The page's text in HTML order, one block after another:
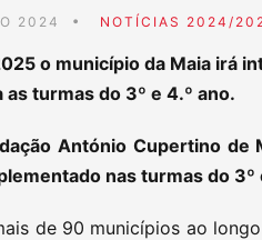
2024 NOTÍCIAS 2024/
o município da Maia irá
turmas do 3º e 4.º ano.
António Cupertino de
nas turmas do 3º
de 90 municípios ao